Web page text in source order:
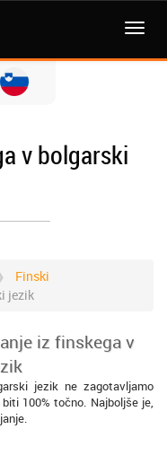
MENI
v bolgarski
Finski
jezik
iz finskega v
jezik ne zagotavljamo
100% točno. Najboljše je,